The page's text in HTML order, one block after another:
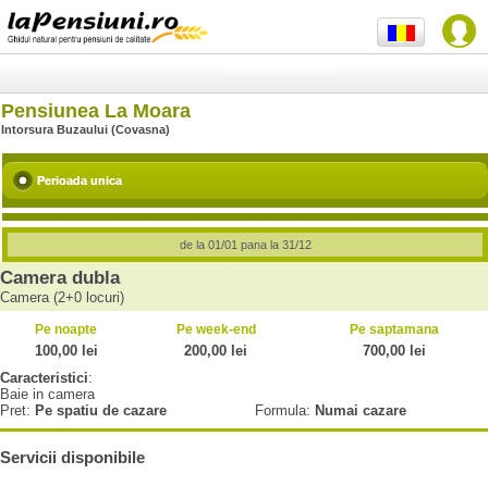
Pensiunea La Moara
Intorsura Buzaului (Covasna)
Perioada unica
de la 01/01 pana la 31/12
Camera dubla
Camera (2+0 locuri)
Pe noapte Pe week-end Pe saptamana
100,00 lei 200,00 lei
700,00 lei
Caracteristici:
Baie in camera
Pret: Pe spatiu de cazare Formula: Numai cazare
Servicii disponibile